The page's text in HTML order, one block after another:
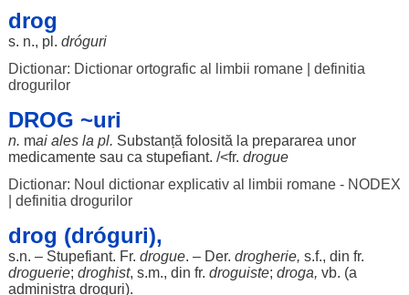
drog
s. n., pl. dróguri
Dictionar: Dictionar ortografic al limbii romane| definitia
drogurilor
DROG ~uri
n. mai alesla pl. Substanță folosită la prepararea unor
medicamentesau ca stupefiant. /<fr. drogue
Dictionar: Noul dictionar explicativ al limbii romane - NODEX
definitia drogurilor
drog (dróguri),
s.n. – Stupefiant. Fr. drogue. – Der. drogherie, s.f., din fr.
droguerie; droghist, s.m., din fr. droguiste; droga, vb. (a
administra droguri).